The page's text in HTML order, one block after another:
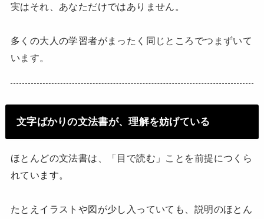
実はそれ、あなただけではありません。
多くの大人の学習者がまったく同じところでつまずいて
います。
文字ばかりの文法書が、理解を妨げている
ほとんどの文法書は、「目で読む」ことを前提につくら
れています。
たとえイラストや図が少し入っていても、説明のほとん